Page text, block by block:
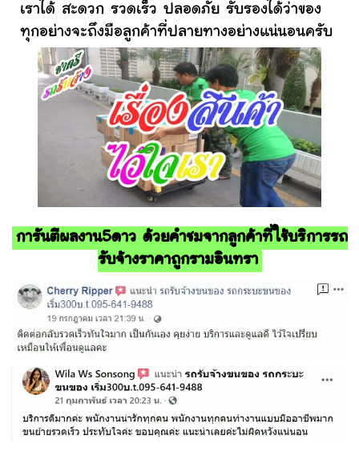
เราได้ สะดวก รวดเร็ว ปลอดภัย รับรองได้ว่าของ
ทุกอย่างจะถึงมือลูกค้าที่ปลายทางอย่างแน่นอนครับ
การันตีผลงาน5ดาว ด้วยคำชมจากลูกค้าที่ใช้บริการรถ
รับจ้างราคาถูกรามอินทรา